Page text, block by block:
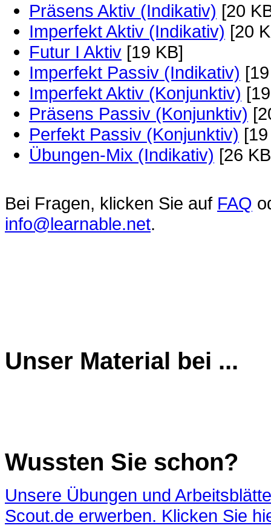
Präsens Aktiv (Indikativ) [20
Imperfekt Aktiv (Indikativ) [20
Futur I Aktiv [19 KB]
Imperfekt Passiv (Indikativ)
Imperfekt Aktiv (Konjunktiv)
Präsens Passiv (Konjunktiv)
Perfekt Passiv (Konjunktiv)
Übungen-Mix (Indikativ) [26
Bei Fragen, klicken Sie auf FAQ
info@learnable.net.
Unser Material bei ...
Wussten Sie schon?
Unsere Übungen und
Scout.de erwerben. Klicken Sie